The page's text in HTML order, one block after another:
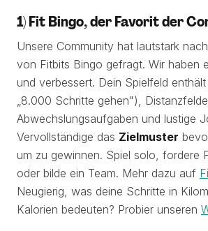
1) Fit Bingo, der Favorit der
Unsere Community hat lautstark
von Fitbits Bingo gefragt. Wir haben
und verbessert. Dein Spielfeld
„8.000 Schritte gehen"),
Abwechslungsaufgaben und lustige
Vervollständige das Zielmuster
um zu gewinnen. Spiel solo, fordere
oder bilde ein Team. Mehr dazu auf
Neugierig, was deine Schritte in
Kalorien bedeuten? Probier unseren